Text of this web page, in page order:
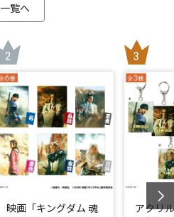
一覧へ
映画「キングダム 魂
アクリ